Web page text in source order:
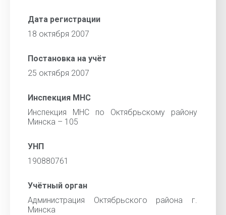
Дата регистрации
18 октября 2007
Постановка на учёт
25 октября 2007
Инспекция МНС
Инспекция МНС по Октябрьскому району
Минска – 105
УНП
190880761
Учётный орган
Администрация Октябрьского района г.
Минска